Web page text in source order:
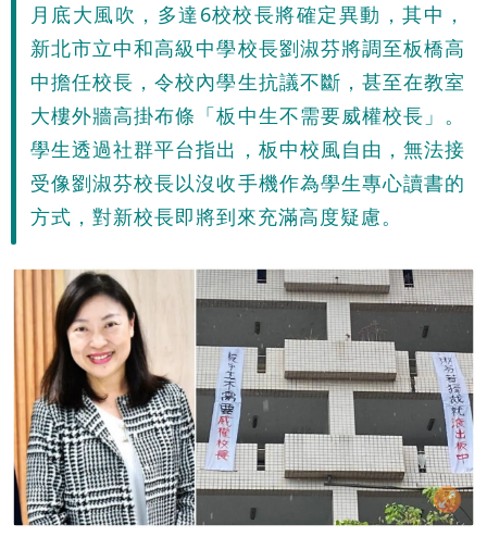
月底大風吹，多達6校校長將確定異動，其中，
新北市立中和高級中學校長劉淑芬將調至板橋高
中擔任校長，令校內學生抗議不斷，甚至在教室
大樓外牆高掛布條「板中生不需要威權校長」。
學生透過社群平台指出，板中校風自由，無法接
受像劉淑芬校長以沒收手機作為學生專心讀書的
方式，對新校長即將到來充滿高度疑慮。